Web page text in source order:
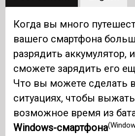
Когда вы много
вашего смартфона
разрядить аккумулятор,
сможете зарядить его
Что вы можете сделать
ситуациях, чтобы
возможное время из
Windows-смартфона